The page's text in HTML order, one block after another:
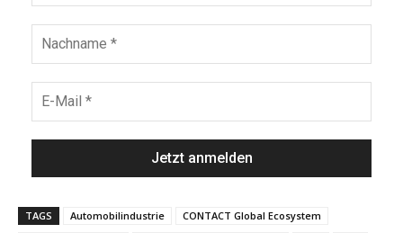
TAGS Automobilindustrie
CONTACT Global Ecosystem